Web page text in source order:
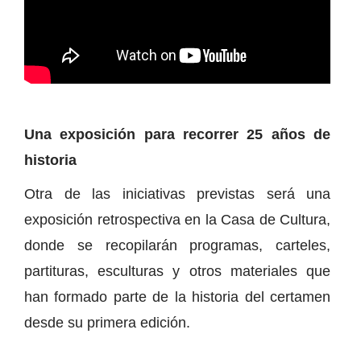
Una exposición para recorrer 25 años de
historia
Otra de las iniciativas previstas será una
exposición retrospectiva en la Casa de Cultura,
donde se recopilarán programas, carteles,
partituras, esculturas y otros materiales que
han formado parte de la historia del certamen
desde su primera edición.